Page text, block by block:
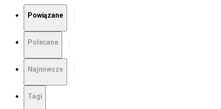
Powiązane
Polecane
Najnowsze
Tagi